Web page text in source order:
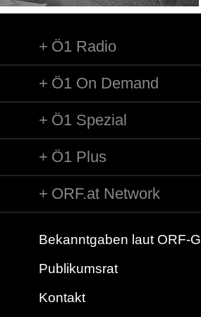
Länge: 02:57 min
Ö1 Radio
Ö1 On Demand
Ö1 Spezial
Ö1 Plus
ORF.at Network
Bekanntgaben laut ORF-G
Publikumsrat
Kontakt